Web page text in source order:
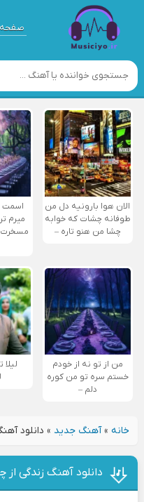
صفحه
الان هوا بارونیه دل من
طوفانه چشات که خوابه
چشا من هنو تاره –
اسمت
میرم
من از تو نه از خودم
خستم سره تو من کوره
دلم –
خانه»آهنگ جدید » دانلود
دانلود آهنگ زندگی